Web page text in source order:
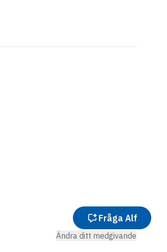
Ändra ditt medgivande
Fråga Alf